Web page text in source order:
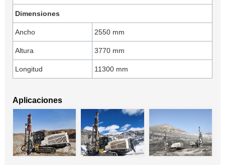
Dimensiones
Ancho 2550 mm
Altura 3770 mm
Longitud 11300 mm
Aplicaciones